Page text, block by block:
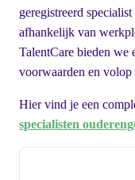
geregistreerd
afhankelijk van
TalentCare bieden we
voorwaarden en
Hier vind je een
specialisten